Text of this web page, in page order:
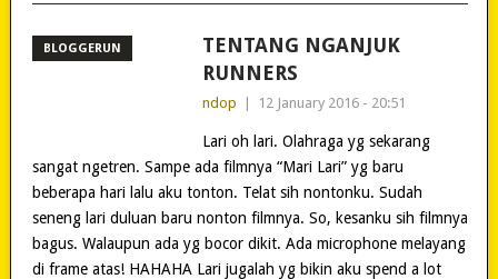
BLOGGERUN
TENTANG NGANJUK
RUNNERS
ndop 12 January 2016 - 20:51
Lari oh lari. Olahraga yg sekarang
sangat ngetren. Sampe ada filmnya “Mari Lari” yg baru
beberapa hari lalu aku tonton. Telat sih nontonku. Sudah
seneng lari duluan baru nonton filmnya. So, kesanku sih filmnya
bagus. Walaupun ada yg bocor dikit. Ada microphone melayang
di frame atas! HAHAHA Lari jugalah yg bikin aku spend a lot